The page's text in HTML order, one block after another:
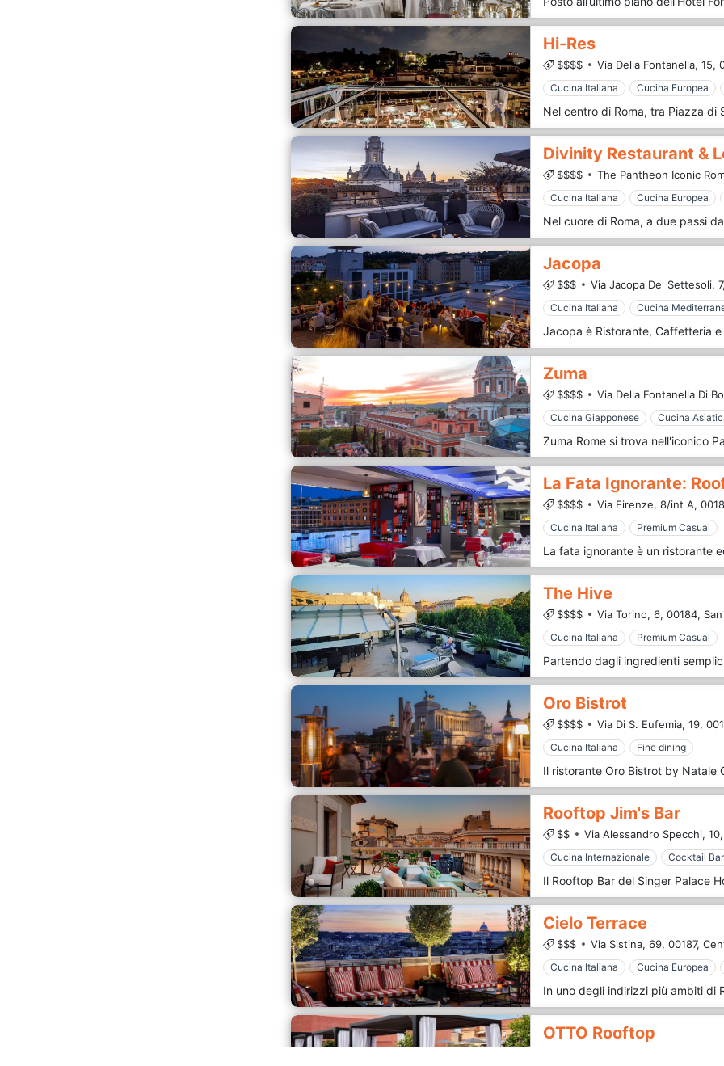
Hi-Res
$$$$ Via Della Fontanella, 15,
Cucina Italiana Cucina Europea
Divinity Restaurant &
$$$$ The Pantheon Iconic
Cucina Italiana Cucina Europea
Jacopa
$$$ Via Jacopa De' Settesoli, 7,
Cucina Italiana Cucina
Zuma
$$$$ Via Della Fontanella Di
Cucina Giapponese Cucina
La Fata Ignorante:
$$$$ Via Firenze, 8/int A,
Cucina Italiana Premium Casual
The Hive
$$$$ Via Torino, 6, 00184,
Cucina Italiana Premium Casual
Oro Bistrot
$$$$ Via Di S. Eufemia, 19,
Cucina Italiana Fine dining
Rooftop Jim's Bar
$$ Via Alessandro Specchi, 10,
Cucina Internazionale Cocktail Bar
Cielo Terrace
$$$ Via Sistina, 69, 00187,
Cucina Italiana Cucina Europea
OTTO Rooftop